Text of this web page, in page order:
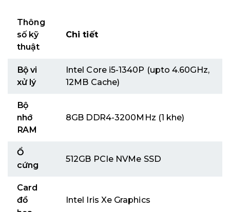
Thông
số kỹ
thuật
Chi tiết
Bộ vi
xử lý
Intel Core i5-1340P (upto 4.60GHz,
12MB Cache)
Bộ
nhớ
RAM
8GB DDR4-3200MHz (1 khe)
Ổ
cứng
512GB PCIe NVMe SSD
Card
đồ
Intel Iris Xe Graphics